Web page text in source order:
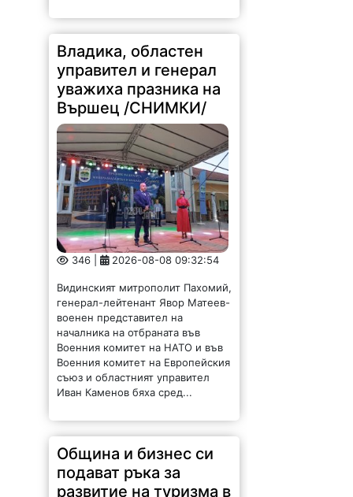
управител и генерал
уважиха празника на
Вършец /СНИМКИ/
346 | 2026-08-08 09:32:54
Видинският митрополит Пахомий,
генерал-лейтенант Явор Матеев-
военен представител на
началника на отбраната във
Военния комитет на НАТО и във
Военния комитет на Европейския
съюз и областният управител
Иван Каменов бяха сред...
Община и бизнес си
подават ръка за
развитие на туризма в
Берковица /СНИМКИ/